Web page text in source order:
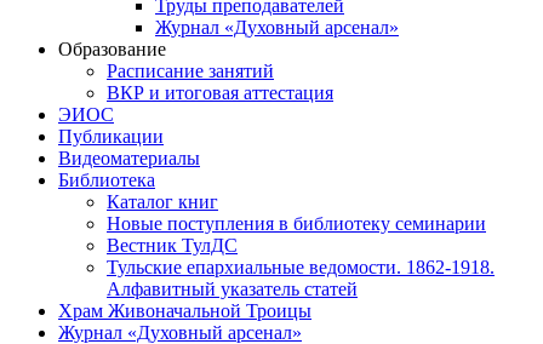
Труды преподавателей
Журнал «Духовный арсенал»
Образование
Расписание занятий
ВКР и итоговая аттестация
ЭИОС
Публикации
Видеоматериалы
Библиотека
Каталог книг
Новые поступления в библиотеку семинарии
Вестник ТулДС
Тульские епархиальные ведомости. 1862-1918.
Алфавитный указатель статей
Храм Живоначальной Троицы
Журнал «Духовный арсенал»